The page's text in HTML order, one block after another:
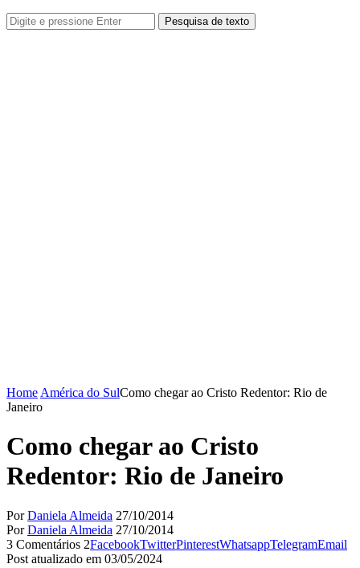
Pesquisa de texto
Home América do SulComo chegar ao Cristo Redentor: Rio de
Janeiro
Como chegar ao Cristo
Redentor: Rio de Janeiro
PorDaniela Almeida 27/10/2014
PorDaniela Almeida 27/10/2014
3 Comentários 2FacebookTwitterPinterestWhatsappTelegramEmail
Post atualizado em 03/05/2024